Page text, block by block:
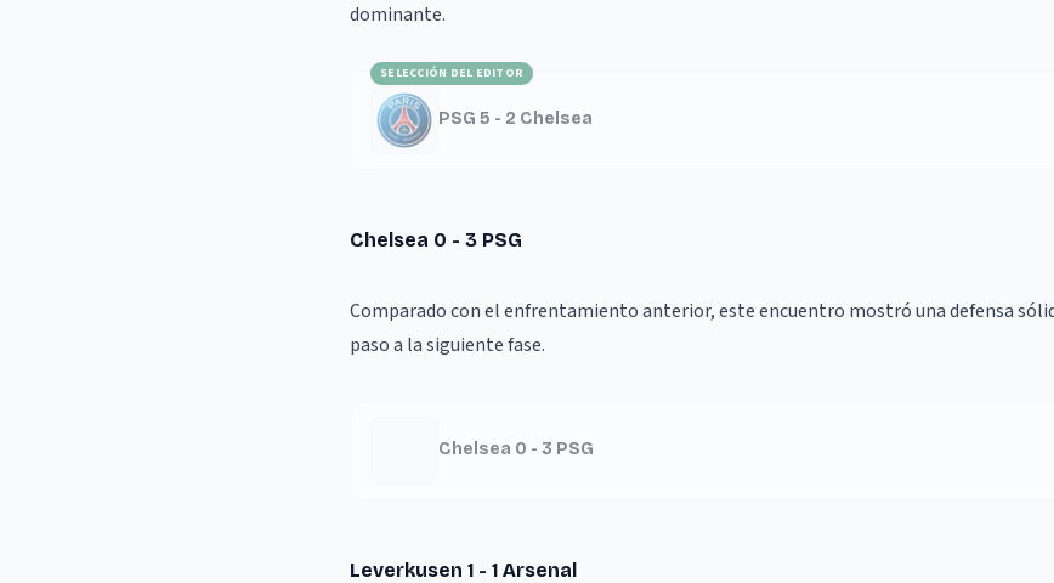
dominante.
SELECCIÓN DEL EDITOR
PSG 5 - 2 Chelsea
Chelsea 0 - 3 PSG
Comparado con el enfrentamiento anterior, este encuentro mostró una defensa
paso a la siguiente fase.
Chelsea 0 - 3 PSG
Leverkusen 1 - 1 Arsenal